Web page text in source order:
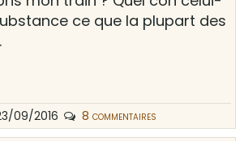
09/2016 8 commentaires
ce que la plupart des